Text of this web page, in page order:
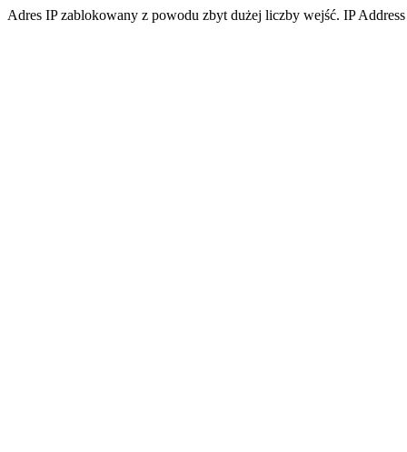
Adres IP zablokowany z powodu zbyt dużej liczby wejść. IP